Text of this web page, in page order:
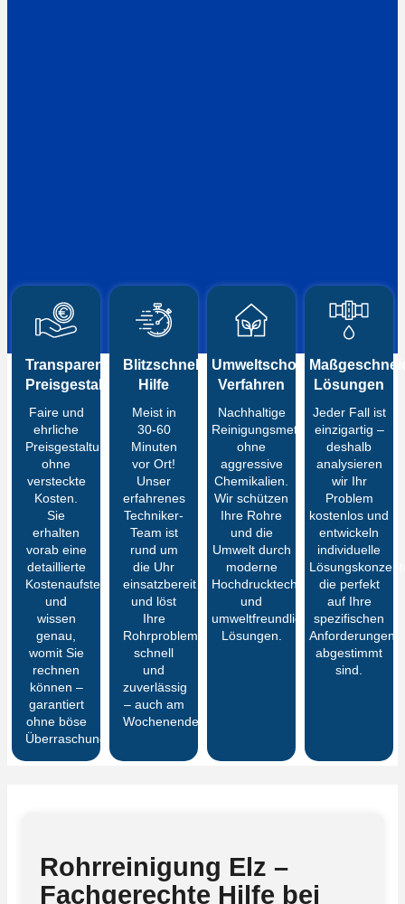
Transparente
Preisgestaltung
Faire und
ehrliche
Preisgestaltung
ohne
versteckte
Kosten.
Sie
erhalten
vorab eine
detaillierte
Kostenaufstellung
und
wissen
genau,
womit Sie
rechnen
können –
garantiert
ohne böse
Überraschungen
Blitzschnelle
Hilfe
Meist in
30-60
Minuten
vor Ort!
Unser
erfahrenes
Techniker-
Team ist
rund um
die Uhr
einsatzbereit
und löst
Ihre
Rohrprobleme
schnell
und
zuverlässig
– auch am
Wochenende.
Umweltschonende
Verfahren
Nachhaltige
Reinigungsmethoden
ohne
aggressive
Chemikalien.
Wir schützen
Ihre Rohre
und die
Umwelt durch
moderne
Hochdrucktechnik
und
umweltfreundliche
Lösungen.
Lösungen
Jeder Fall ist
einzigartig –
deshalb
analysieren
wir Ihr
Problem
kostenlos und
entwickeln
individuelle
die perfekt
auf Ihre
spezifischen
Anforderungen
abgestimmt
sind.
Rohrreinigung Elz –
Fachgerechte Hilfe bei